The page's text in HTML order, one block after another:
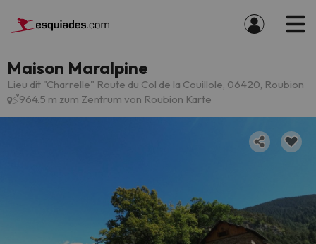
Maison Maralpine
Lieu dit "Charrelle" Route du Col de la Couillole, 06420, Roubion
964.5 m zum Zentrum von Roubion Karte